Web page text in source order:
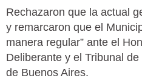
Rechazaron que la actual
y remarcaron que el
manera regular” ante el
Deliberante y el Tribunal
de Buenos Aires.